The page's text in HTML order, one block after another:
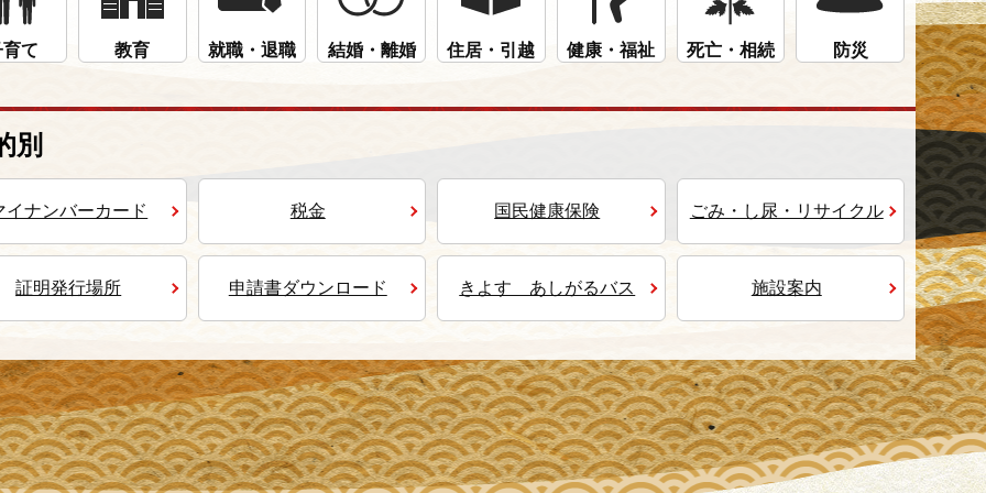
育て 教育 就職・退職 結婚・離婚 住居・引越 健康・福祉 死亡・相続 防災
別
イナンバーカード 税金 国民健康保険 ごみ・し尿・リサイクル
証明発行場所 申請書ダウンロード きよす あしがるバス 施設案内